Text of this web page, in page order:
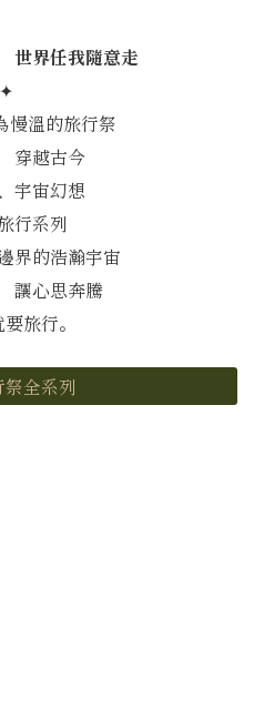
世界任我隨意走
✦
慢溫的旅行祭
穿越古今
宇宙幻想
行系列
界的浩瀚宇宙
讓心思奔騰
旅行。
全系列